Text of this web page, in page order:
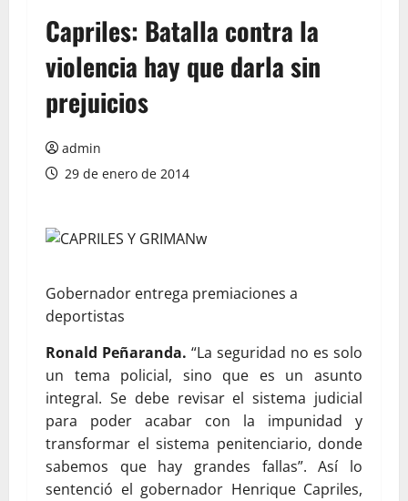
Capriles: Batalla contra la
violencia hay que darla sin
prejuicios
admin
29 de enero de 2014
Gobernador entrega premiaciones a
deportistas
Ronald Peñaranda. “La seguridad no es solo
un tema policial, sino que es un asunto
integral. Se debe revisar el sistema judicial
para poder acabar con la impunidad y
transformar el sistema penitenciario, donde
sabemos que hay grandes fallas”. Así lo
sentenció el gobernador Henrique Capriles,